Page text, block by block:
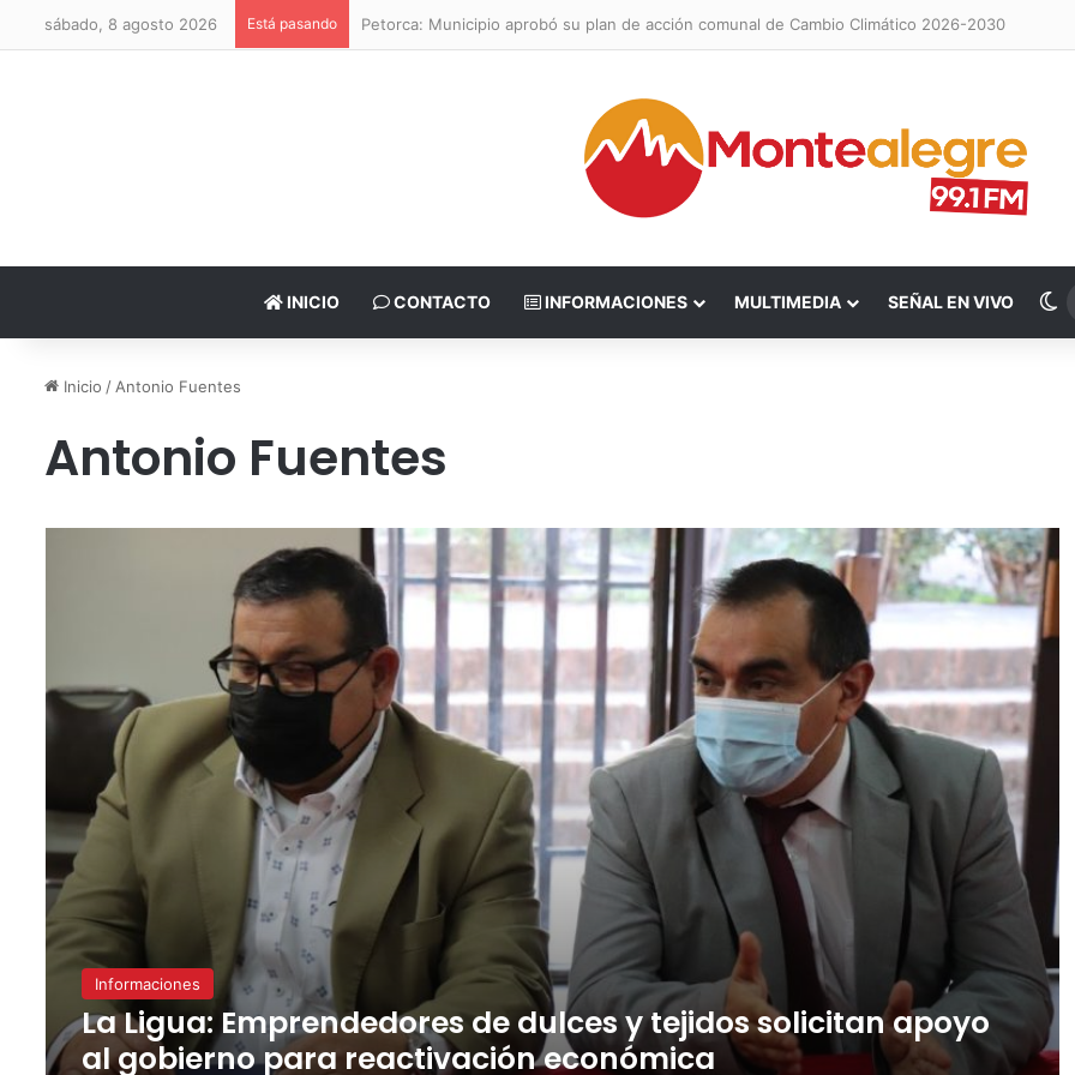
sábado, 8 agosto 2026 Está pasando Petorca: Municipio aprobó su plan de acción comunal de Cambio Climático 2026-2030
INICIO CONTACTO INFORMACIONES MULTIMEDIA SEÑAL EN VIVO
Inicio / Antonio Fuentes
Antonio Fuentes
Informaciones
La Ligua: Emprendedores de dulces y tejidos solicitan apoyo
al gobierno para reactivación económica